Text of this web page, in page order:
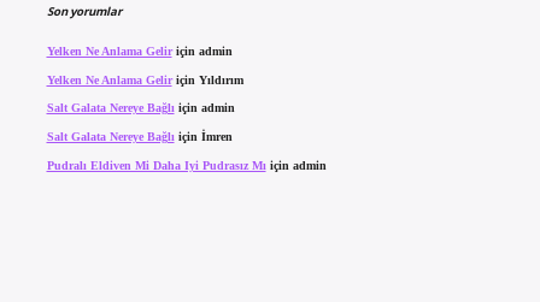
Son yorumlar
Yelken Ne Anlama Geliriçin admin
Yelken Ne Anlama Geliriçin Yıldırım
Salt Galata Nereye Bağlıiçin admin
Salt Galata Nereye Bağlı için İmren
Pudralı Eldiven Mi Daha Iyi Pudrasız Mı için admin